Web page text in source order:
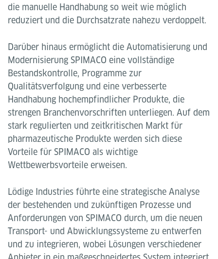
die manuelle Handhabung so weit wie möglich
reduziert und die Durchsatzrate nahezu verdoppelt.
Darüber hinaus ermöglicht die Automatisierung und
Modernisierung SPIMACO eine vollständige
Bestandskontrolle, Programme zur
Qualitätsverfolgung und eine verbesserte
Handhabung hochempfindlicher Produkte, die
strengen Branchenvorschriften unterliegen. Auf dem
stark regulierten und zeitkritischen Markt für
pharmazeutische Produkte werden sich diese
Vorteile für SPIMACO als wichtige
Wettbewerbsvorteile erweisen.
Lödige Industries führte eine strategische Analyse
der bestehenden und zukünftigen Prozesse und
Anforderungen von SPIMACO durch, um die neuen
Transport- und Abwicklungssysteme zu entwerfen
und zu integrieren, wobei Lösungen verschiedener